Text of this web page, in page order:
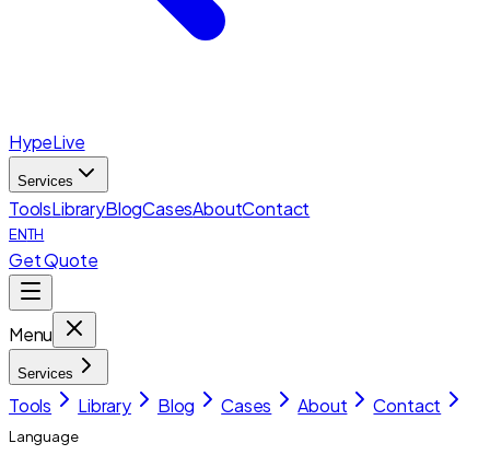
HypeLive
Services
ToolsLibraryBlogCasesAboutContact
ENTH
Get Quote
Menu
Services
Tools Library Blog Cases About Contact
Language